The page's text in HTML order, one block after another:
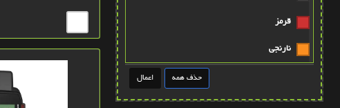
قرمز
نارنجي
قهوه ايي روشن